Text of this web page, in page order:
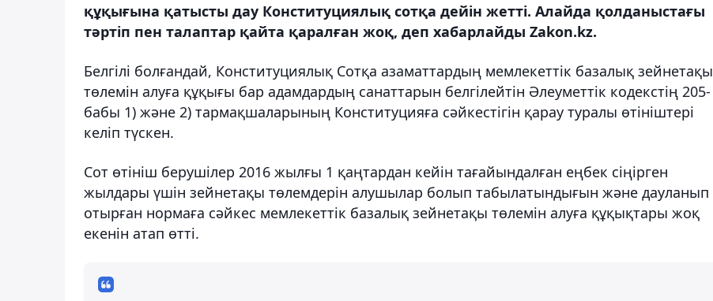
құқығына қатысты дау Конституциялық сотқа дейін жетті. Алайда қолданыстағы
тәртіп пен талаптар қайта қаралған жоқ, деп хабарлайды Zakon.kz.
Белгілі болғандай, Конституциялық Сотқа азаматтардың мемлекеттік базалық зейнетақы
төлемін алуға құқығы бар адамдардың санаттарын белгілейтін Әлеуметтік кодекстің 205-
бабы 1) және 2) тармақшаларының Конституцияға сәйкестігін қарау туралы өтініштері
келіп түскен.
Сот өтініш берушілер 2016 жылғы 1 қаңтардан кейін тағайындалған еңбек сіңірген
жылдары үшін зейнетақы төлемдерін алушылар болып табылатындығын және дауланып
отырған нормаға сәйкес мемлекеттік базалық зейнетақы төлемін алуға құқықтары жоқ
екенін атап өтті.